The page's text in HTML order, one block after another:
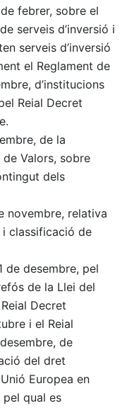
febrer, sobre el
serveis d’inversió i
serveis d’inversió
el Reglament de
d’institucions
Reial Decret
de la
Valors, sobre
dels
novembre, relativa
i classificació de
de desembre, pel
de la Llei del
Decret
i el Reial
de
del dret
Europea en
qual es